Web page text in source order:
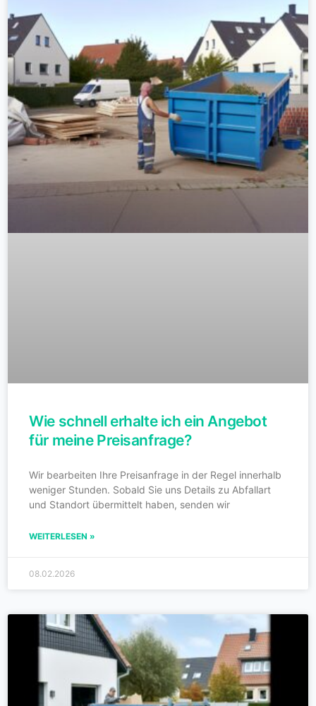
Wie schnell erhalte ich ein Angebot
für meine Preisanfrage?
Wir bearbeiten Ihre Preisanfrage in der Regel innerhalb
weniger Stunden. Sobald Sie uns Details zu Abfallart
und Standort übermittelt haben, senden wir
WEITERLESEN »
08.02.2026